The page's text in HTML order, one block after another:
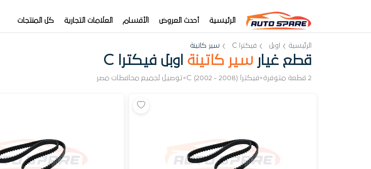
الرئيسية أحدث العروض الأقسام العلامات التجارية كل المنتجات
الرئيسية اوبل فيكترا C سير كاتينة
قطع غيار سير كاتينة اوبل فيكترا C
2 قطعة متوفرة •فيكترا C (2002 - 2008) •توصيل لجميع محافظات مصر